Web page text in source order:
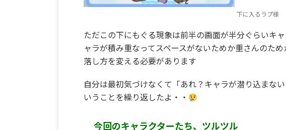
下に入るラプ様
ただこの下にもぐる現象は前半の画面が半分ぐらいキ
ャラが積み重なってスペースがないためか重さんのた
落し方を変える必要があります
自分は最初気づけなくて「あれ？キャラが潜り込まな
いうことを繰り返したよ・・
今回のキャラクターたち、ツルツル